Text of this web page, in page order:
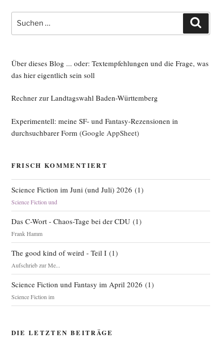
Suche
nach:
Über dieses Blog ... oder: Textempfehlungen und die Frage, was
das hier eigentlich sein soll
Rechner zur Landtagswahl Baden-Württemberg
Experimentell: meine SF- und Fantasy-Rezensionen in
durchsuchbarer Form (Google AppSheet)
FRISCH KOMMENTIERT
Science Fiction im Juni (und Juli) 2026 (1)
Science Fiction und
Das C-Wort - Chaos-Tage bei der CDU(1)
Frank Hamm
The good kind of weird - Teil I(1)
Aufschrieb zur Me...
Science Fiction und Fantasy im April 2026 (1)
Science Fiction im
DIE LETZTEN BEITRÄGE